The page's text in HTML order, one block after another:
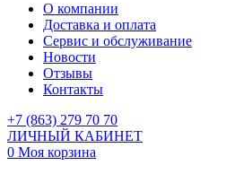
О компании
Доставка и оплата
Сервис и обслуживание
Новости
Отзывы
Контакты
+7 (863) 279 70 70
ЛИЧНЫЙ КАБИНЕТ
0 Моя корзина